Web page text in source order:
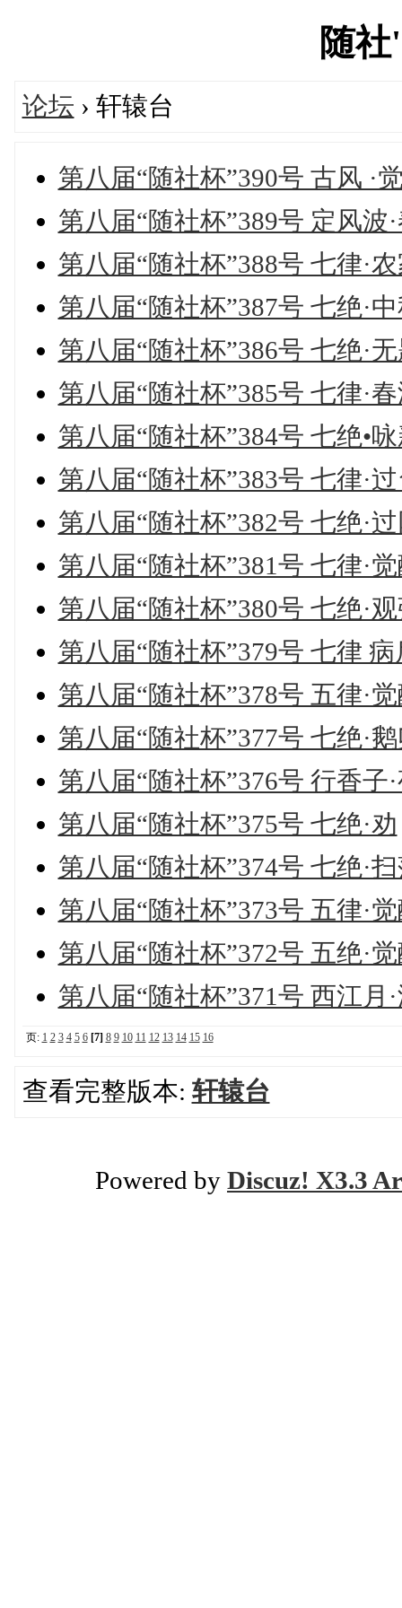
随
论坛 › 轩辕台
第八届“随社杯”390号 古风 ·
第八届“随社杯”389号 定风波
第八届“随社杯”388号 七律·
第八届“随社杯”387号 七绝·
第八届“随社杯”386号 七绝·
第八届“随社杯”385号 七律·
第八届“随社杯”384号 七绝•
第八届“随社杯”383号 七律·
第八届“随社杯”382号 七绝·
第八届“随社杯”381号 七律·
第八届“随社杯”380号 七绝·
第八届“随社杯”379号 七律
第八届“随社杯”378号 五律·
第八届“随社杯”377号 七绝·
第八届“随社杯”376号 行香子
第八届“随社杯”375号 七绝·劝
第八届“随社杯”374号 七绝·
第八届“随社杯”373号 五律·
第八届“随社杯”372号 五绝·
第八届“随社杯”371号 西江月
页: 1 2 3 4 5 6 [7] 8 9 10 11 12 13 14 15 16
查看完整版本: 轩辕台
Powered by Discuz! X3.3